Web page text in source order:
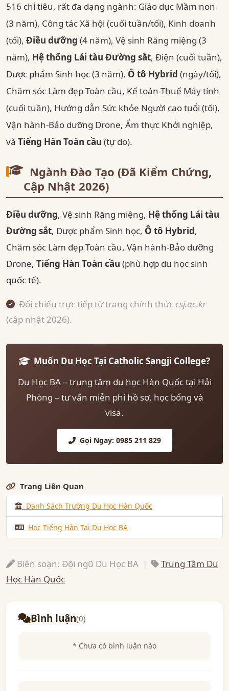
516 chỉ tiêu, rất đa dạng ngành: Giáo dục Mầm non
(3 năm), Công tác Xã hội (cuối tuần/tối), Kinh doanh
(tối), Điều dưỡng (4 năm), Vệ sinh Răng miệng (3
năm), Hệ thống Lái tàu Đường sắt, Điện (cuối tuần),
Dược phẩm Sinh học (3 năm), Ô tô Hybrid (ngày/tối),
Chăm sóc Làm đẹp Toàn cầu, Kế toán-Thuế Máy tính
(cuối tuần), Hướng dẫn Sức khỏe Người cao tuổi (tối),
Vận hành-Bảo dưỡng Drone, Ẩm thực Khởi nghiệp,
và Tiếng Hàn Toàn cầu (tự do).
Ngành Đào Tạo (Đã Kiểm Chứng,
Cập Nhật 2026)
Điều dưỡng, Vệ sinh Răng miệng, Hệ thống Lái tàu
Đường sắt, Dược phẩm Sinh học, Ô tô Hybrid,
Chăm sóc Làm đẹp Toàn cầu, Vận hành-Bảo dưỡng
Drone, Tiếng Hàn Toàn cầu (phù hợp du học sinh
quốc tế).
Đối chiếu trực tiếp từ trang chính thức csj.ac.kr
(cập nhật 2026).
Muốn Du Học Tại Catholic Sangji College?
Du Học BA – trung tâm du học Hàn Quốc tại Hải
Phòng – tư vấn miễn phí hồ sơ, học bổng và
visa.
Gọi Ngay: 0985 211 829
Trang Liên Quan
Danh Sách Trường Du Học Hàn Quốc
Học Tiếng Hàn Tại Du Học BA
Biên soạn: Đội ngũ Du Học BA |
Trung Tâm Du
Học Hàn Quốc
Bình luận(0)
* Chưa có bình luận nào